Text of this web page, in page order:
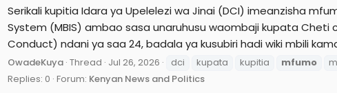
Serikali kupitia Idara ya Upelelezi wa Jinai (DCI) imeanzisha
System (MBIS) ambao sasa unaruhusu waombaji kupata
Conduct) ndani ya saa 24, badala ya kusubiri hadi wiki mbili
OwadeKuya Thread Jul 26, 2026 dci kupata kupitia mfumo
Replies: 0 Forum: Kenyan News and Politics